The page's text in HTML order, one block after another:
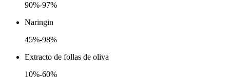
90%-97%
Naringin
45%-98%
Extracto de follas de oliva
10%-60%